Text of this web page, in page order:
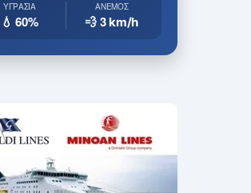
ΥΓΡΑΣΊΑ
💧 60%
ΆΝΕΜΟΣ
💨 3km/h